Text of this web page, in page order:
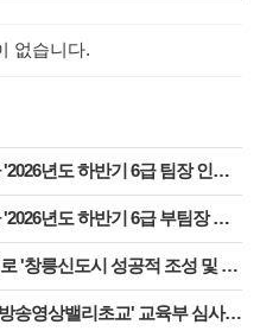
없습니다.
도 하반기 6급 팀장 인사발령 사항'
하반기 6급 부팀장 이하 인사발령 사항'
시 성공적 조성 및 자족기능 강화 협력'
리초교' 교육부 심사 통과··2030년 개교